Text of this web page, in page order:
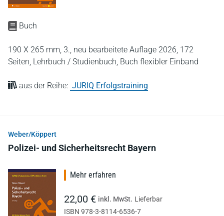
Buch
190 X 265 mm, 3., neu bearbeitete Auflage 2026, 172
Seiten, Lehrbuch / Studienbuch, Buch flexibler Einband
aus der Reihe: JURIQ Erfolgstraining
Weber/Köppert
Polizei- und Sicherheitsrecht Bayern
Mehr erfahren
22,00 € inkl. MwSt. Lieferbar
ISBN 978-3-8114-6536-7